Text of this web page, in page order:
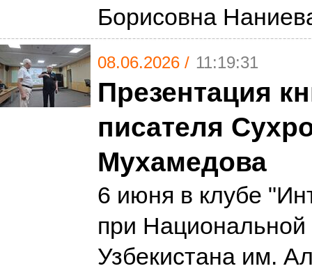
Борисовна
08.06.2026 / 11:19:31
Презентация
писателя
Мухамедова
6 июня в клубе
при Национальной
Узбекистана им.